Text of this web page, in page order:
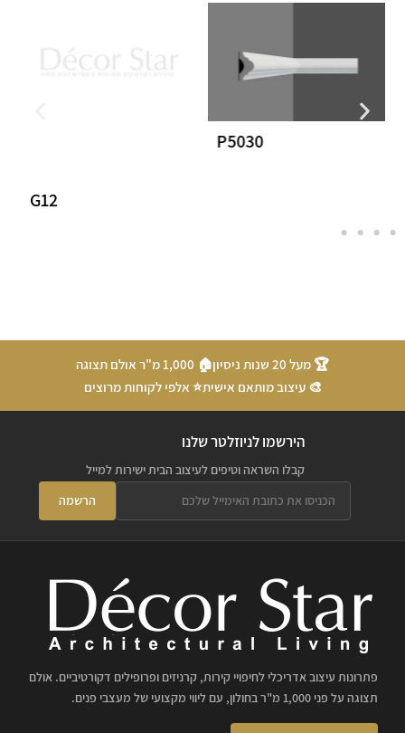
P5030
G12
🏆 מעל 20 שנות ניסיון
🏠 1,000 מ"ר אולם תצוגה
🎨 עיצוב מותאם אישית⭐ אלפי לקוחות מרוצים
הירשמו לניוזלטר שלנו
קבלו השראה וטיפים לעיצוב הבית ישירות למייל
הרשמה
פתרונות עיצוב אדריכלי לחיפויי קירות, קרניזים ופרופילים דקורטיביים. אולם
תצוגה על פני 1,000 מ"ר בחולון, עם ליווי מקצועי של מעצבי פנים.